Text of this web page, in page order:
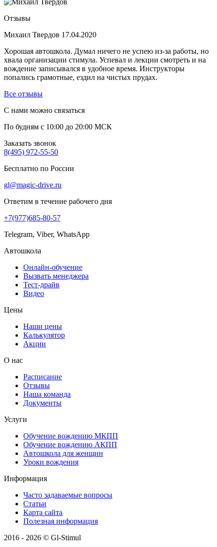
Отзывы
Михаил Твердов 17.04.2020
Хорошая автошкола. Думал ничего не успею из-за работы, но
хвала организации стимула. Успевал и лекции смотреть и на
вождение записывался в удобное время. Инструкторы
попались грамотные, ездил на чистых прудах.
Все отзывы
С нами можно связаться
По будням с 10:00 до 20:00 МСК
Заказать звонок
8(495) 972-55-50
Бесплатно по России
gl@magic-drive.ru
Ответим в течение рабочего дня
+7(977)685-80-57
Telegram, Viber, WhatsApp
Автошкола
Онлайн-обучение
Вызвать менеджера
Тест-драйв
Видео
Цены
Наши цены
Калькулятор
Акции
О нас
Расписание
Отзывы
Наша команда
Документы
Услуги
Обучение вождению МКПП
Обучение вождению АКПП
Автошкола для женщин
Уроки вождения
Информация
Часто задаваемые вопросы
Статьи
Карта сайта
Полезная информация
2016 - 2026 © Gl-Stimul